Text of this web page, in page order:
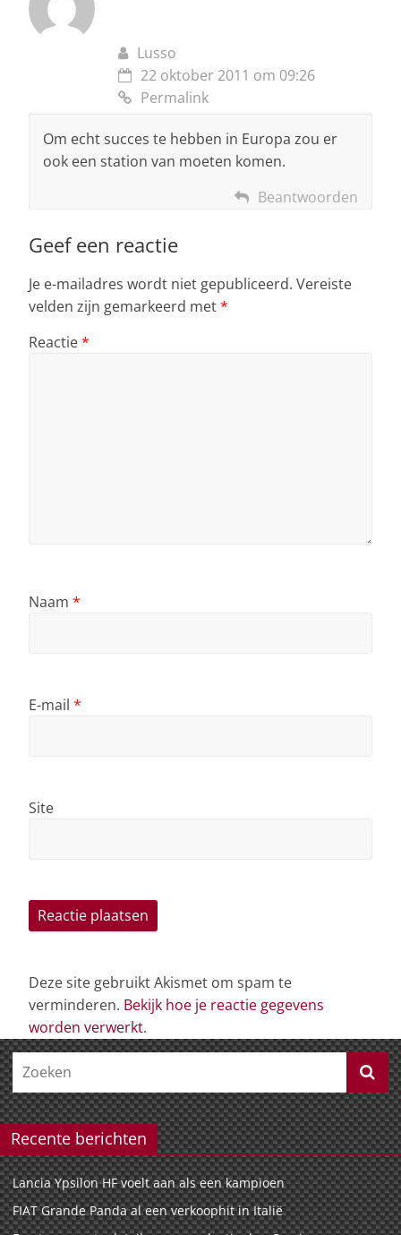
Lusso
22 oktober 2011 om 09:26
Permalink
Om echt succes te hebben in Europa zou er
ook een station van moeten komen.
Beantwoorden
Geef een reactie
Je e-mailadres wordt niet gepubliceerd. Vereiste
velden zijn gemarkeerd met*
Reactie*
Naam *
E-mail *
Site
Deze site gebruikt Akismet om spam te
verminderen. Bekijk hoe je reactie gegevens
worden verwerkt.
Recente berichten
Lancia Ypsilon HF voelt aan als een kampioen
FIAT Grande Panda al een verkoophit in Italië